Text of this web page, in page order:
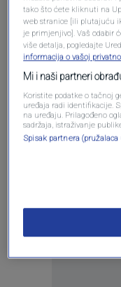
tako što ćete kliknuti na
web stranice [ili plutajuću
je primjenjivo]. Vaš odabir
više detalja, pogledajte
informacija o vašoj
Mi i naši partneri
Koristite podatke o tačnoj
uređaja radi identifikacije.
na uređaju. Prilagođeno
sadržaja, istraživanje
Spisak partnera (pružalaca